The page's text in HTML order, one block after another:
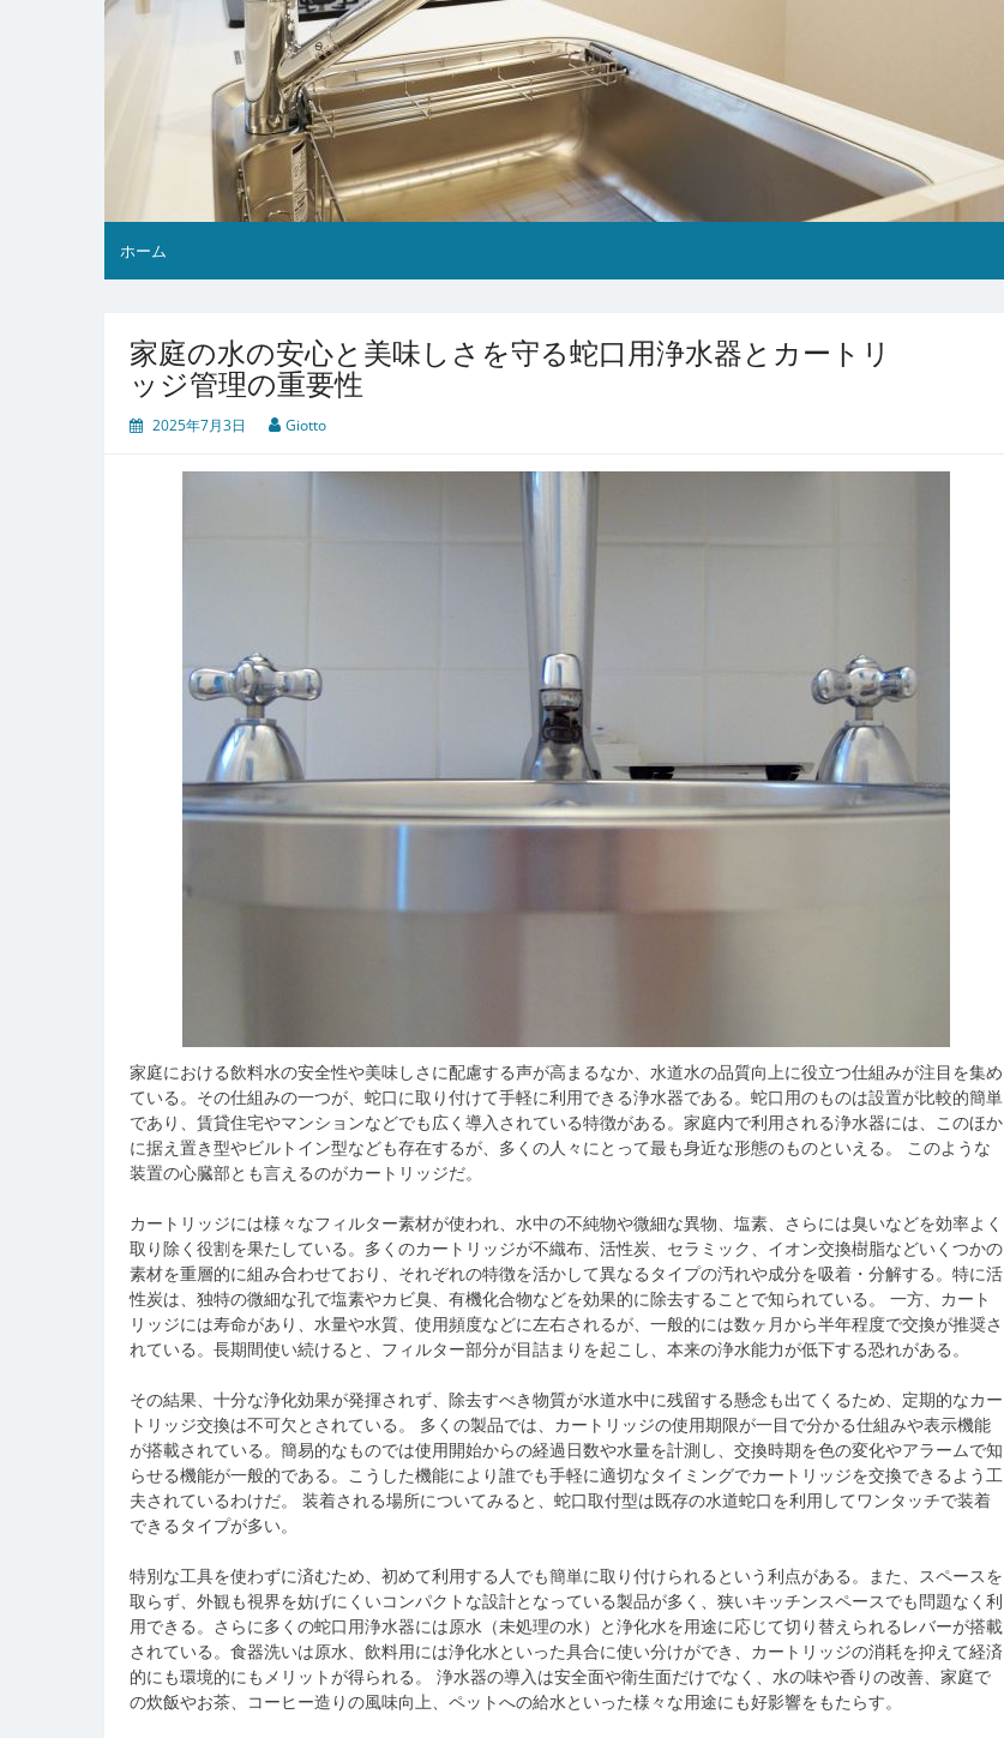
ホーム
家庭の水の安心と美味しさを守る蛇口用浄水器とカートリ
ッジ管理の重要性
2025年7月3日 Giotto
家庭における飲料水の安全性や美味しさに配慮する声が高まるなか、水道水の品質向上に役立つ仕組みが注目を集め
ている。 その仕組みの一つが、蛇口に取り付けて手軽に利用できる浄水器である。蛇口用のものは設置が比較的簡単
であり、賃貸住宅やマンションなどでも広く導入されている特徴がある。家庭内で利用される浄水器には、このほか
に据え置き型やビルトイン型なども存在するが、多くの人々にとって最も身近な形態のものといえる。 このような
装置の心臓部とも言えるのがカートリッジだ。
カートリッジには様々なフィルター素材が使われ、水中の不純物や微細な異物、塩素、さらには臭いなどを効率よく
取り除く役割を果たしている。多くのカートリッジが不織布、活性炭、セラミック、イオン交換樹脂などいくつかの
素材を重層的に組み合わせており、それぞれの特徴を活かして異なるタイプの汚れや成分を吸着・分解する。特に活
性炭は、独特の微細な孔で塩素やカビ臭、有機化合物などを効果的に除去することで知られている。 一方、カート
リッジには寿命があり、水量や水質、使用頻度などに左右されるが、一般的には数ヶ月から半年程度で交換が推奨さ
れている。長期間使い続けると、フィルター部分が目詰まりを起こし、本来の浄水能力が低下する恐れがある。
その結果、十分な浄化効果が発揮されず、除去すべき物質が水道水中に残留する懸念も出てくるため、定期的なカー
トリッジ交換は不可欠とされている。 多くの製品では、カートリッジの使用期限が一目で分かる仕組みや表示機能
が搭載されている。簡易的なものでは使用開始からの経過日数や水量を計測し、交換時期を色の変化やアラームで知
らせる機能が一般的である。こうした機能により誰でも手軽に適切なタイミングでカートリッジを交換できるよう工
夫されているわけだ。 装着される場所についてみると、蛇口取付型は既存の水道蛇口を利用してワンタッチで装着
できるタイプが多い。
特別な工具を使わずに済むため、初めて利用する人でも簡単に取り付けられるという利点がある。また、スペースを
取らず、外観も視界を妨げにくいコンパクトな設計となっている製品が多く、狭いキッチンスペースでも問題なく利
用できる。さらに多くの蛇口用浄水器には原水（未処理の水）と浄化水を用途に応じて切り替えられるレバーが搭載
されている。食器洗いは原水、飲料用には浄化水といった具合に使い分けができ、カートリッジの消耗を抑えて経済
的にも環境的にもメリットが得られる。 浄水器の導入は安全面や衛生面だけでなく、水の味や香りの改善、家庭で
の炊飯やお茶、コーヒー造りの風味向上、ペットへの給水といった様々な用途にも好影響をもたらす。